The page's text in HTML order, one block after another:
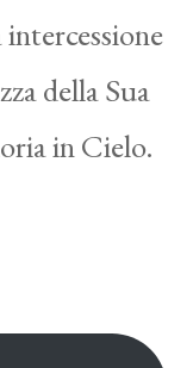
della Sua
in Cielo.